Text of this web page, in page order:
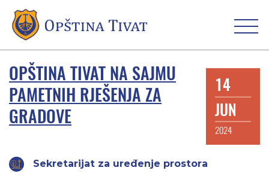
OPŠTINA TIVAT NA SAJMU
PAMETNIH RJEŠENJA ZA
GRADOVE
14
JUN
2024
Sekretarijat za uređenje prostora